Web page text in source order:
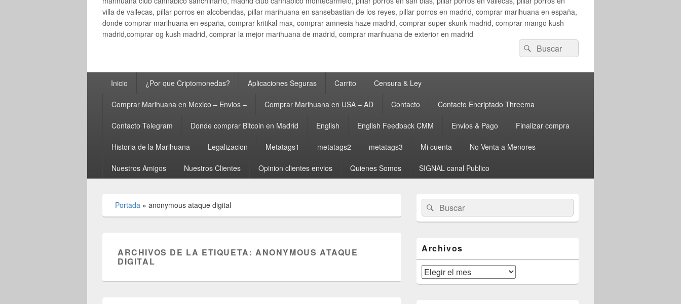
villa de vallecas, pillar porros en alcobendas, pillar marihuana en sansebastian de los reyes, pillar porros en madrid, comprar marihuana en españa,
donde comprar marihuana en españa, comprar kritikal max, comprar amnesia haze madrid, comprar super skunk madrid, comprar mango kush
madrid,comprar og kush madrid, comprar la mejor marihuana de madrid, comprar marihuana de exterior en madrid
Buscar
por:
Buscar
principalInicio ¿Por que Criptomonedas? Aplicaciones Seguras Carrito Censura & Ley
Comprar Marihuana en Mexico – Envios – Comprar Marihuana en USA – AD Contacto Contacto Encriptado Threema
Contacto Telegram Donde comprar Bitcoin en Madrid English English Feedback CMM Envios & Pago Finalizar compra
Historia de la Marihuana Legalizacion Metatags1 metatags2 metatags3 Mi cuenta No Venta a Menores
Nuestros Amigos Nuestros Clientes Opinion clientes envios Quienes Somos SIGNAL canal Publico
Portada » anonymous ataque digital
ARCHIVOS DE LA ETIQUETA:ANONYMOUS ATAQUE
DIGITAL
área
de
widget
lateral
primaria
Buscar
por:
Buscar
Archivos
Archivos